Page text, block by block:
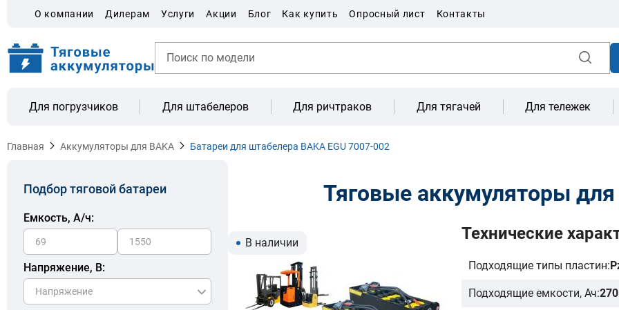
О компании Дилерам Услуги Акции Блог Как купить Опросный лист Контакты
Для погрузчиков Для штабелеров Для ричтраков Для тягачей Для тележек
Главная Аккумуляторы для BAKA Батареи для штабелера BAKA EGU 7007-002
Подбор тяговой батареи
Емкость, A/ч:
Напряжение, В:
Тяговые аккумуляторы для
В наличии Технические
Подходящие типы пластин:
Подходящие емкости, Ач:270